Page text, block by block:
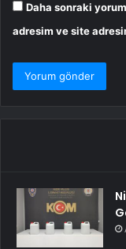
Daha sonraki
adresim ve site